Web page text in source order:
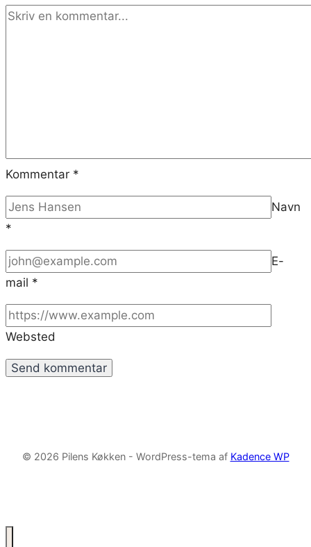
Kommentar *
Navn
*
E-
mail *
Websted
© 2026 Pilens Køkken - WordPress-tema af Kadence WP